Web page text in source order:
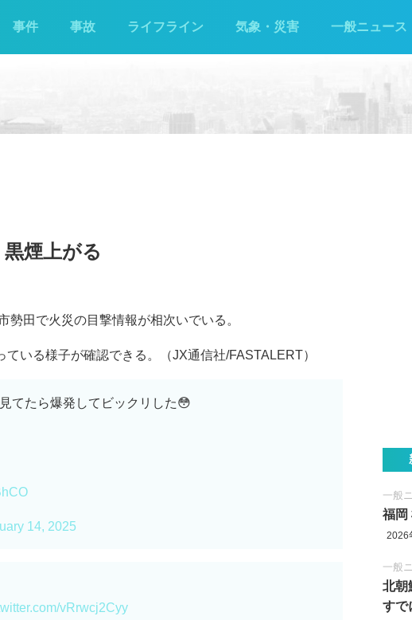
事件 事故 ライフライン 気象・災害 一般ニュース
煙上がる
勢田で火災の目撃情報が相次いでいる。
いる様子が確認できる。（JX通信社/FASTALERT）
てたら爆発してビックリした😳
14, 2025
vRrwcj2Cyy
一般
福岡
2026
一般
北朝
すで